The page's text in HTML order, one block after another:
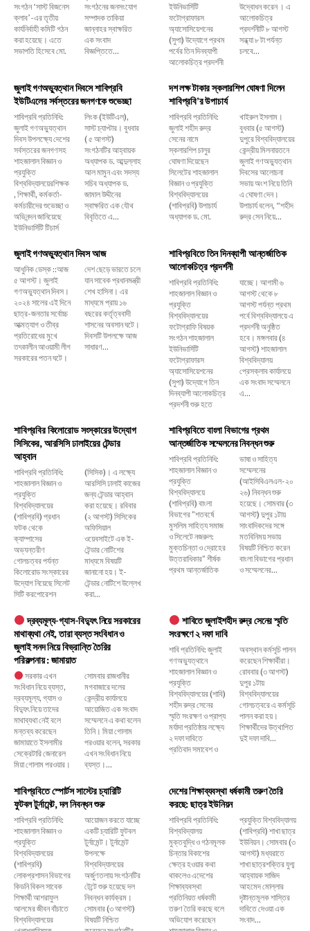
সংগঠন ‘সাস্ট বিজনেস
ক্লাব’-এর তৃতীয়
কার্যনির্বাহী কমিটি গঠন
করা হয়েছে। এতে
সভাপতি হিসেবে মো.
সংগঠনের জনসংযোগ
সম্পাদক তাকিয়া
জান্নাহর স্বাক্ষরিত
এক সংবাদ
বিজ্ঞপ্তিতে...
ইউনিভার্সিটি
ফটোগ্রাফারস
অ্যাসোসিয়েশনের
(সুপা) উদ্যোগে প্রথম
পর্বের তিন দিনব্যাপী
আলোকচিত্র প্রদর্শনী
উদ্বোধন করেন । এ
আলোকচিত্র
প্রদর্শনীটি ৮ আগস্ট
সন্ধ্যা ৮ টা পর্যন্ত
চলবে...
জুলাই গণঅভ্যুত্থান দিবসে শাবিপ্রবি
ইউটিএলের সর্বস্তরের জনগণকে শুভেচ্ছা
শাবিপ্রবি প্রতিনিধি:
জুলাই গণঅভ্যুত্থান
দিবস উপলক্ষ্যে দেশের
সর্বস্তরের জনগণসহ
শাহজালাল বিজ্ঞান ও
প্রযুক্তি
বিশ্ববিদ্যালয়েরশিক্ষক
, শিক্ষার্থী, কর্মকর্তা-
কর্মচারীদের শুভেচ্ছা ও
অভিনন্দন জানিয়েছে
ইউনিভার্সিটি টিচার্স
লিংক (ইউটিএল),
সাস্ট চ্যাপ্টার। বুধবার
( ৫ আগস্ট)
সংগঠনটির আহ্বায়ক
অধ্যাপক ড. আব্দুল্লাহ
আল মামুন এবং সদস্য
সচিব অধ্যাপক ড.
জামাল উদ্দীনের
স্বাক্ষরিত এক যৌথ
বিবৃতিতে এ...
দশ লক্ষ টাকার স্কলারশিপ ঘোষণা দিলেন
শাবিপ্রবি’র উপাচার্য
শাবিপ্রবি প্রতিনিধি:
জুলাই শহীদ রুদ্র
সেনের নামে
স্কলারশিপ চালুর
ঘোষণা দিয়েছেন
সিলেটের শাহজালাল
বিজ্ঞান ও প্রযুক্তি
বিশ্ববিদ্যালয়ের
(শাবিপ্রবি) উপাচার্য
অধ্যাপক ড. মো.
খাইরুল ইসলাম।
বুধবার (৫ আগস্ট)
দুপুরে বিশ্ববিদ্যালয়ের
কেন্দ্রীয় মিলনায়তনে
জুলাই গণঅভ্যুত্থান
দিবসের আলোচনা
সভায় অংশ নিয়ে তিনি
এ ঘোষণা দেন।
উপাচার্য বলেন, ‌“শহীদ
রুদ্র সেন নিয়ে...
জুলাই গণঅভ্যুত্থান দিবস আজ
আধুনিক ডেস্ক ::আজ
৫ আগস্ট। জুলাই
গণঅভ্যুত্থান দিবস।
২০২৪ সালের এই দিনে
ছাত্র-জনতার সর্বোচ্চ
আত্মত্যাগ ও তীব্র
প্রতিরোধের মুখে
তৎকালীন আওয়ামী লীগ
সরকারের পতন ঘটে।
দেশ ছেড়ে ভারতে চলে
যান সাবেক প্রধানমন্ত্রী
শেখ হাসিনা। এর
মাধ্যমে প্রায় ১৬
বছরের কর্তৃত্ববাদী
শাসনের অবসান ঘটে।
দিবসটি উপলক্ষে আজ
সাধারণ...
শাবিপ্রবিতে তিন দিনব্যাপী আন্তর্জাতিক
আলোকচিত্র প্রদর্শনী
শাবিপ্রবি প্রতিনিধি:
শাহজালাল বিজ্ঞান ও
প্রযুক্তি
বিশ্ববিদ্যালয়ের
ফটোগ্রাফি বিষয়ক
সংগঠন শাহজালাল
ইউনিভার্সিটি
ফটোগ্রাফারস
অ্যাসোসিয়েশনের
(সুপা) উদ্যোগে তিন
দিনব্যাপী আলোকচিত্র
প্রদর্শনী শুরু হতে
যাচ্ছে। আগামী ৬
আগস্ট থেকে ৮
আগস্ট পর্যন্ত প্রথম
পর্বে বিশ্ববিদ্যালয়ে এ
প্রদর্শনী অনুষ্ঠিত
হবে। মঙ্গলবার (৪
আগস্ট) শাহজালাল
বিশ্ববিদ্যালয়
প্রেসক্লাব কার্যালয়ে
এক সংবাদ সম্মেলনে
এ...
শাবিপ্রবির কিলোরোড সংস্কারের উদ্যোগ
সিসিকের, আরসিসি ঢালাইয়ের টেন্ডার
আহ্বান
শাবিপ্রবি প্রতিনিধি:
শাহজালাল বিজ্ঞান ও
প্রযুক্তি
বিশ্ববিদ্যালয়ের
(শাবিপ্রবি) প্রধান
ফটক থেকে
ক্যাম্পাসের
অভ্যন্তরীণ
গোলচত্বর পর্যন্ত
কিলোরোড সংস্কারের
উদ্যোগ নিয়েছে সিলেট
সিটি করপোরেশন
(সিসিক)। এ লক্ষ্যে
আরসিসি ঢালাই কাজের
জন্য টেন্ডার আহ্বান
করা হয়েছে। রবিবার
(২ আগস্ট) সিসিকের
অফিসিয়াল
ওয়েবসাইটে এক ই-
টেন্ডার নোটিশের
মাধ্যমে বিষয়টি
জানানো হয়। ই-
টেন্ডার নোটিশে উল্লেখ
করা...
শাবিপ্রবিতে বাংলা বিভাগের প্রথম
আন্তর্জাতিক সম্মেলনের নিবন্ধন শুরু
শাবিপ্রবি প্রতিনিধি:
শাহজালাল বিজ্ঞান ও
প্রযুক্তি
বিশ্ববিদ্যালয়ে
(শাবিপ্রবি) বাংলা
বিভাগের "শতবর্ষে
মুসলিম সাহিত্য সমাজ
ও সিলেটে নজরুল:
মুক্তচিন্তা ও দ্রোহের
উত্তরাধিকার" শীর্ষক
প্রথম আন্তর্জাতিক
ভাষা ও সাহিত্য
সম্মেলনের
(আইসিবিএলএল-২০
২৬) নিবন্ধন শুরু
হয়েছে। সোমবার (৩
আগস্ট) দুপুর ১টায়
সাংবাদিকদের সঙ্গে
মতবিনিময় সভায়
বিষয়টি নিশ্চিত করেন
বাংলা বিভাগের প্রধান
ও সম্মেলনের...
দ্রব্যমূল্য-গ্যাস-বিদ্যুৎ নিয়ে সরকারের
মাথাব্যথা নেই, তারা ব্যস্ত সংবিধান ও
জুলাই সনদ নিয়ে বিভ্রান্তি তৈরির
পরিকল্পনায় : জামায়াত
সরকার এখন
সংবিধান নিয়ে ব্যস্ত,
দ্রব্যমূল্য, গ্যাস ও
বিদ্যুৎ নিয়ে তাদের
মাথাব্যথা নেই বলে
মন্তব্য করেছেন
জামায়াতে ইসলামীর
সেক্রেটারি জেনারেল
মিয়া গোলাম পরওয়ার।
সোমবার রাজধানীর
মগবাজারে দলের
কেন্দ্রীয় কার্যালয়ে
আয়োজিত এক সংবাদ
সম্মেলনে এ কথা বলেন
তিনি। মিয়া গোলাম
পরওয়ার বলেন, সরকার
এখন সংবিধান নিয়ে
ব্যস্ত।...
শাবিতে জুলাইশহীদ রুদ্র সেনের স্মৃতি
সংরক্ষণে ২ দফা দাবি
শাবি প্রতিনিধি: জুলাই
গণঅভ্যুত্থানে
শাহজালাল বিজ্ঞান ও
প্রযুক্তি
বিশ্ববিদ্যালয়ের (শাবি)
শহীদ রুদ্র সেনের
স্মৃতি সংরক্ষণ ও প্রাপ্য
মর্যাদা প্রতিষ্ঠার লক্ষ্যে
২ দফা দাবিতে
প্রতিবাদ সমাবেশ ও
অবস্থান কর্মসূচি পালন
করেছেন শিক্ষার্থীরা।
রোববার (৩ আগস্ট)
দুপুর ১টায়
বিশ্ববিদ্যালয়ের
গোলচত্বরে এ কর্মসূচি
পালন করা হয়।
শিক্ষার্থীদের উত্থাপিত
দুই দফা দাবি...
শাবিপ্রবিতে স্পোর্টস সাস্টের চ্যারিটি
ফুটবল টুর্নামেন্ট, দল নিবন্ধন শুরু
শাবিপ্রবি প্রতিনিধি:
শাহজালাল বিজ্ঞান ও
প্রযুক্তি
বিশ্ববিদ্যালয়ের
(শাবিপ্রবি)
লোকপ্রশাসন বিভাগের
কিডনি বিকল সাবেক
শিক্ষার্থী আশরাফুল
আলমের জীবন বাঁচাতে
বিশ্ববিদ্যালয়ের
আয়োজন করতে যাচ্ছে
একটি চ্যারিটি ফুটবল
টুর্নামেন্ট। টুর্নামেন্ট
উপলক্ষে
বিশ্ববিদ্যালয়ের
অর্জুণতলায় সংগঠনটির
টেন্টে শুরু হয়েছে দল
নিবন্ধন কার্যক্রম।
সোমবার (৩ আগস্ট)
বিষয়টি নিশ্চিত
দেশের শিক্ষাব্যবস্থা ধর্ষকামী তরুণ তৈরি
করছে: ছাত্র ইউনিয়ন
শাবিপ্রবি প্রতিনিধি:
বিশ্ববিদ্যালয়
মুক্তবুদ্ধি ও গঠনমূলক
চিন্তার বিকাশের
ক্ষেত্র হওয়ার কথা
থাকলেও এদেশের
শিক্ষাব্যবস্থা
প্রতিনিয়ত ধর্ষকামী
তরুণ তৈরি করছে বলে
অভিযোগ করেছেন
প্রযুক্তি বিশ্ববিদ্যালয়
(শাবিপ্রবি) শাখা ছাত্র
ইউনিয়ন। সোমবার (৩
আগস্ট) মধ্যরাতে
শাখা ছাত্রশক্তির যুগ্ম
আহ্বায়ক সাজিদ
আহমেদ মোল্লার
দৃষ্টান্তমূলক শাস্তির
দাবিতে দেওয়া এক
সংবাদ...